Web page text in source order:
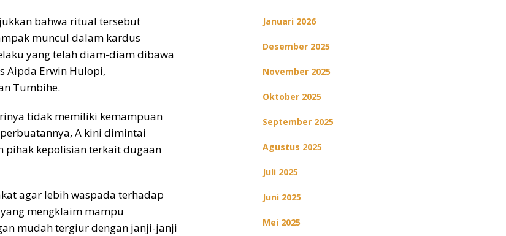
bahwa ritual tersebut
muncul dalam kardus
yang telah diam-diam dibawa
Aipda Erwin Hulopi,
Tumbihe.
tidak memiliki kemampuan
A kini dimintai
pihak kepolisian terkait dugaan
agar lebih waspada terhadap
mengklaim mampu
mudah tergiur dengan janji-janji
Januari 2026
Desember 2025
November 2025
Oktober 2025
September 2025
Agustus 2025
Juli 2025
Juni 2025
Mei 2025